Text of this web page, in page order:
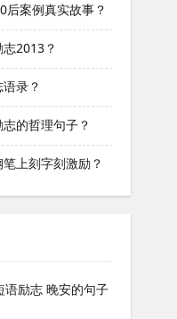
后案例真实故事？
2013？
录？
的哲理句子？
上刻字刻激励？
语励志 晚安的句子